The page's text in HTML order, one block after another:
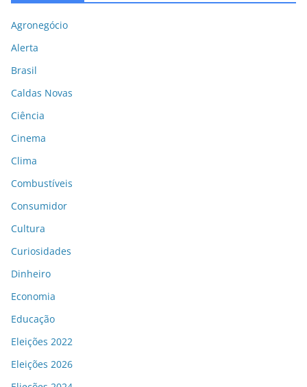
Agronegócio
Alerta
Brasil
Caldas Novas
Ciência
Cinema
Clima
Combustíveis
Consumidor
Cultura
Curiosidades
Dinheiro
Economia
Educação
Eleições 2022
Eleições 2026